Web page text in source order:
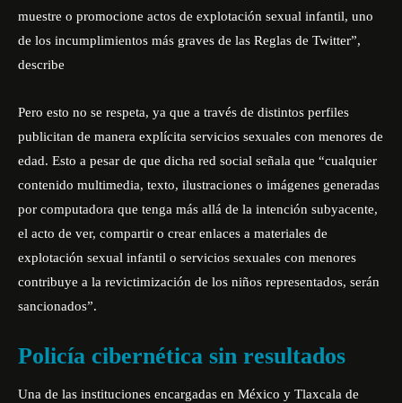
muestre o promocione actos de explotación sexual infantil, uno
de los incumplimientos más graves de las Reglas de Twitter”,
describe
Pero esto no se respeta, ya que a través de distintos perfiles
publicitan de manera explícita servicios sexuales con menores de
edad. Esto a pesar de que dicha red social señala que “cualquier
contenido multimedia, texto, ilustraciones o imágenes generadas
por computadora que tenga más allá de la intención subyacente,
el acto de ver, compartir o crear enlaces a materiales de
explotación sexual infantil o servicios sexuales con menores
contribuye a la revictimización de los niños representados, serán
sancionados”.
Policía cibernética sin resultados
Una de las instituciones encargadas en México y Tlaxcala de